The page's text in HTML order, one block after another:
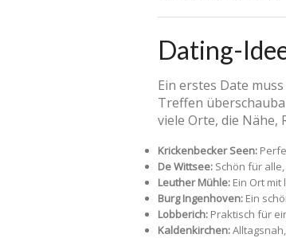
Dating-
Ein erstes Date
Treffen
viele Orte, die Nähe,
Krickenbecker Seen:
De Wittsee: Schön für
Leuther Mühle: Ein Ort
Burg Ingenhoven: Ein
Lobberich: Praktisch für
Kaldenkirchen: